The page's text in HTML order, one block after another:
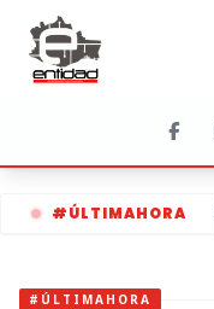
#ÚLTIMAHORA
#ÚLTIMAHORA